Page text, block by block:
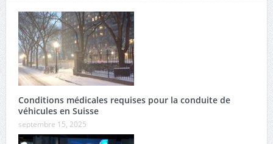
Conditions médicales requises pour la conduite de
véhicules en Suisse
septembre 15, 2025